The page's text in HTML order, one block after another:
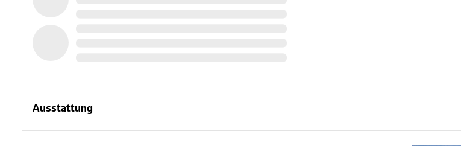
Ausstattung